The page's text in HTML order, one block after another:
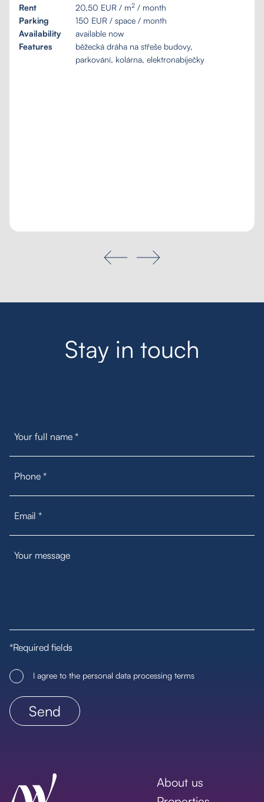
Rent
20,50 EUR / m2 / month
Parking
150 EUR / space / month
Availability
available now
Features
běžecká dráha na střeše budovy,
parkování, kolárna, elektronabíječky
Stay in touch
*Required fields
I agree to the personal data processing terms
About us